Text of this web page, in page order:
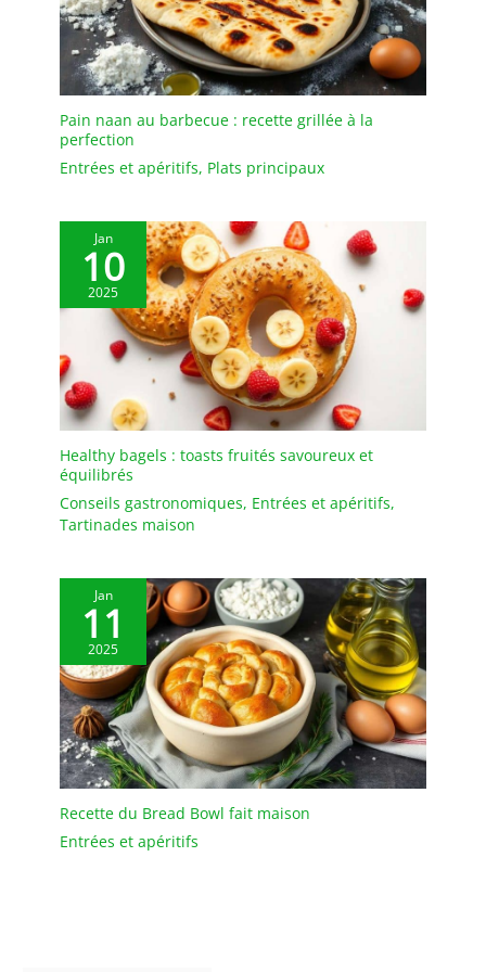
répondant à divers
besoins diététiques : Cet
ensemble de assiettes à
pâtes noir en 6 pièces
n'est pas seulement un
choix idéal pour servir
des nouilles, mais peut
également facilement
aliments tels que les
salades et les soupes.
Que ce soit pour les
repas quotidiens de
famille, les
rassemblements d'amis
ou les pique-niques en
plein air, il peut ajouter
une touche d'élégance à
votre cuisine, rendant
chaque repas plein de
plastique de haute
d'esprit : Fabriqué à
partir de plastique de
haute qualité, il est
robuste dans la texture
et a d'excellentes
performances résistantes
aux éclats. Comparé aux
plaques en céramique
traditionnelles, il peut
mieux résister aux
collisions et aux chutes
Pain naan au barbecue : recette grillée à la
perfection
Entrées et apéritifs, Plats principaux
Jan
10
2025
Healthy bagels : toasts fruités savoureux et
équilibrés
Conseils gastronomiques, Entrées et apéritifs,
Tartinades maison
Jan
11
2025
Recette du Bread Bowl fait maison
Entrées et apéritifs